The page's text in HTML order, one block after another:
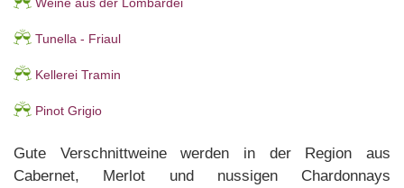
Tunella - Friaul
Kellerei Tramin
Pinot Grigio
Gute Verschnittweine werden in der Region aus
Cabernet, Merlot und nussigen Chardonnays